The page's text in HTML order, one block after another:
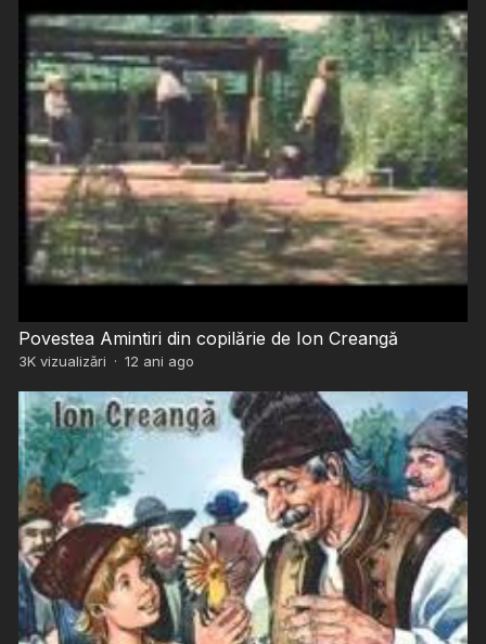
Povestea Amintiri din copilărie de Ion Creangă
3Kvizualizări · 12 ani ago